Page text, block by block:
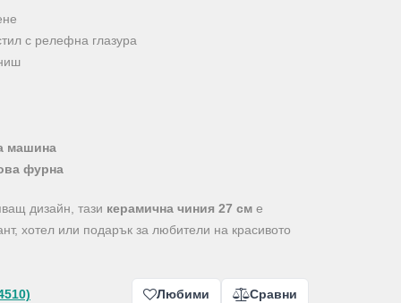
с релефна глазура
машина
фурна
дизайн, тази керамична чиния 27 см е
хотел или подарък за любители на красивото
Любими Сравни